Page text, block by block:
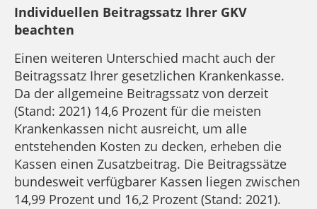
Individuellen Beitragssatz Ihrer GKV
beachten
Einen weiteren Unterschied macht auch der
Beitragssatz Ihrer gesetzlichen Krankenkasse.
Da der allgemeine Beitragssatz von derzeit
(Stand: 2021) 14,6 Prozent für die meisten
Krankenkassen nicht ausreicht, um alle
entstehenden Kosten zu decken, erheben die
Kassen einen Zusatzbeitrag. Die Beitragssätze
bundesweit verfügbarer Kassen liegen zwischen
14,99 Prozent und 16,2 Prozent (Stand: 2021).